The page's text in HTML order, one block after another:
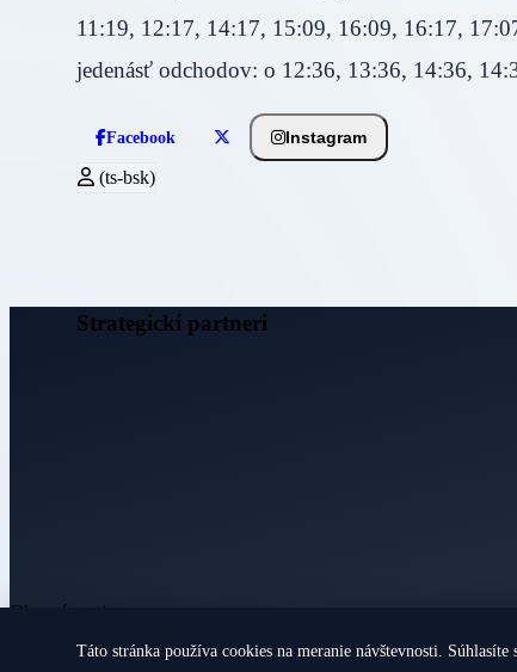
11:19, 12:17, 14:17, 15:09, 16:09, 16:17,
jedenásť odchodov: o 12:36, 13:36, 14:36,
Facebook Instagram
(ts-bsk)
Strategickí partneri
Obecné noviny
© 2026 Všetky práva vyhradené
Táto stránka používa cookies na meranie návštevnosti. Súhlasíte